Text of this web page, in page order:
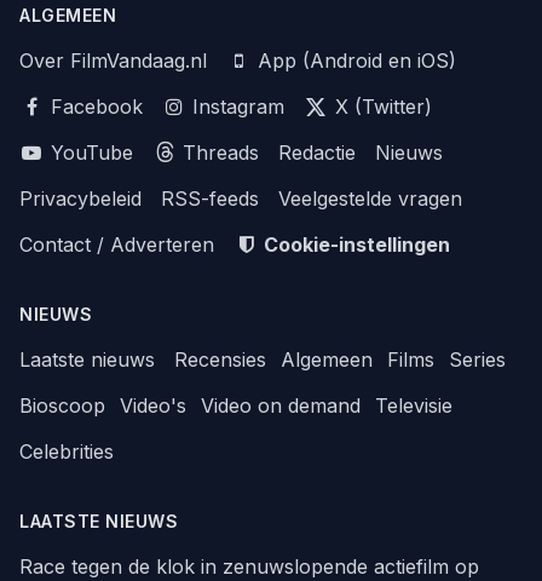
ALGEMEEN
Over FilmVandaag.nl
App (Android en iOS)
Facebook
Instagram
X (Twitter)
YouTube
Threads Redactie
Nieuws
Privacybeleid
RSS-feeds
Veelgestelde vragen
Contact / Adverteren
Cookie-instellingen
NIEUWS
Laatste nieuws Recensies Algemeen Films
Series
Bioscoop
Video's Video on demand
Televisie
Celebrities
LAATSTE NIEUWS
Race tegen de klok in zenuwslopende actiefilm op